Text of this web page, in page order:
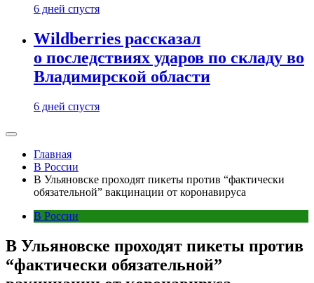
6 дней спустя
Wildberries рассказал
о последствиях ударов по складу во
Владимирской области
6 дней спустя
Главная
В России
В Ульяновске проходят пикеты против “фактически
обязательной” вакцинации от коронавируса
В России
В Ульяновске проходят пикеты против
“фактически обязательной”